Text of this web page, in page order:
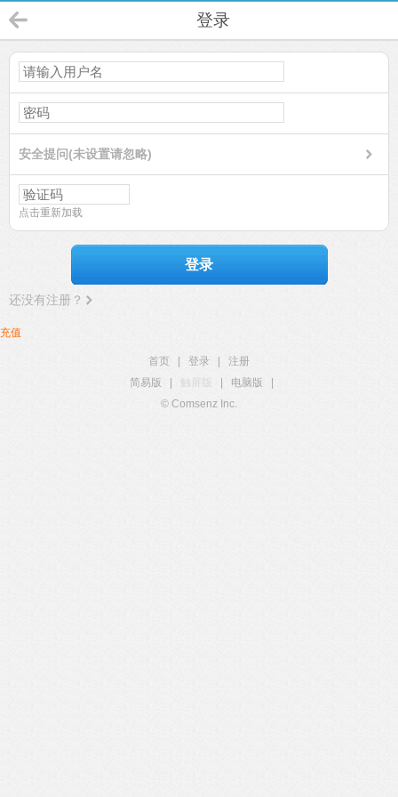
登录
安全提问(未设置请忽略)
点击重新加载
登录
还没有注册？
充值
首页 登录
注册
简易版
触屏版 电脑版
© Comsenz Inc.